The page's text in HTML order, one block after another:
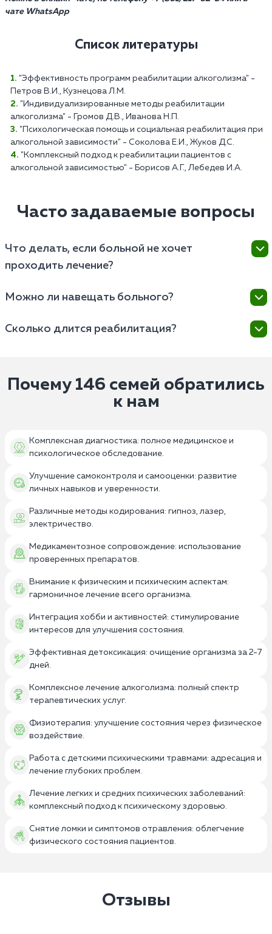
чате WhatsApp
Список литературы
"Эффективность программ реабилитации алкоголизма" -
Петров В.И., Кузнецова Л.М.
"Индивидуализированные методы реабилитации
алкоголизма" - Громов Д.В., Иванова Н.П.
"Психологическая помощь и социальная реабилитация при
алкогольной зависимости" - Соколова Е.И., Жуков Д.С.
"Комплексный подход к реабилитации пациентов с
алкогольной зависимостью" - Борисов А.Г., Лебедев И.А.
Часто задаваемые вопросы
Что делать, если больной не хочет
проходить лечение?
обратиться за помощью к наркологам, которые
соответствующие рекомендации и методы
Можно ли навещать больного?
быть возможно, но рекомендуется согласовывать
Сколько длится реабилитация?
Лечения в стационаре длится от нескольких недель
до нескольких месяцев.
Почему 146 семей обратились
к нам
Комплексная диагностика: полное медицинское и
психологическое обследование.
Улучшение самоконтроля и самооценки: развитие
личных навыков и уверенности.
Различные методы кодирования: гипноз, лазер,
электричество.
Медикаментозное сопровождение: использование
проверенных препаратов.
Внимание к физическим и психическим аспектам:
гармоничное лечение всего организма.
Интеграция хобби и активностей: стимулирование
интересов для улучшения состояния.
Эффективная детоксикация: очищение организма за 2-7
дней.
Комплексное лечение алкоголизма: полный спектр
терапевтических услуг.
Физиотерапия: улучшение состояния через физическое
воздействие.
Работа с детскими психическими травмами: адресация и
лечение глубоких проблем.
Лечение легких и средних психических заболеваний:
комплексный подход к психическому здоровью.
Снятие ломки и симптомов отравления: облегчение
физического состояния пациентов.
Отзывы